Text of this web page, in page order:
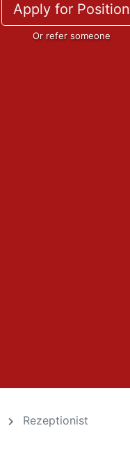
Apply for Position
Or refer someone
Rezeptionist